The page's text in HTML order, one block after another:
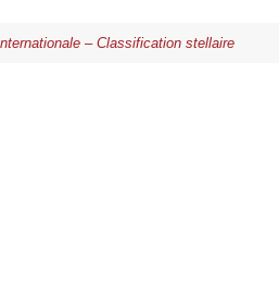
– Classification stellaire